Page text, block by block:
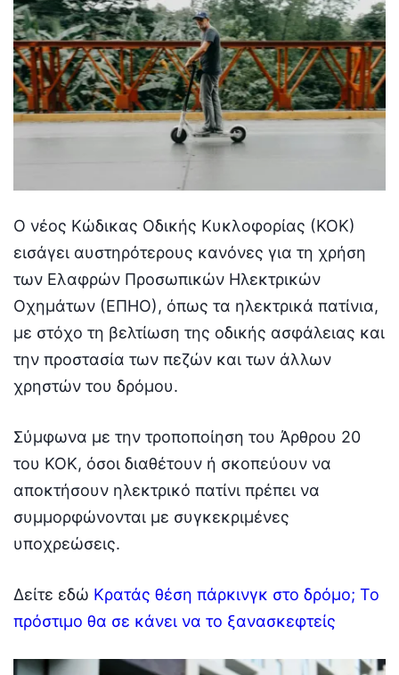
Ο νέος Κώδικας Οδικής Κυκλοφορίας (ΚΟΚ)
εισάγει αυστηρότερους κανόνες για τη χρήση
των Ελαφρών Προσωπικών Ηλεκτρικών
Οχημάτων (ΕΠΗΟ), όπως τα ηλεκτρικά πατίνια,
με στόχο τη βελτίωση της οδικής ασφάλειας και
την προστασία των πεζών και των άλλων
χρηστών του δρόμου.
Σύμφωνα με την τροποποίηση του Άρθρου 20
του ΚΟΚ, όσοι διαθέτουν ή σκοπεύουν να
αποκτήσουν ηλεκτρικό πατίνι πρέπει να
συμμορφώνονται με συγκεκριμένες
υποχρεώσεις.
Δείτε εδώ Κρατάς θέση πάρκινγκ στο δρόμο; Το
πρόστιμο θα σε κάνει να το ξανασκεφτείς